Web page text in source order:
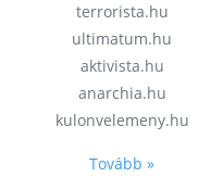
terrorista.hu
ultimatum.hu
aktivista.hu
anarchia.hu
kulonvelemeny.hu
Tovább »